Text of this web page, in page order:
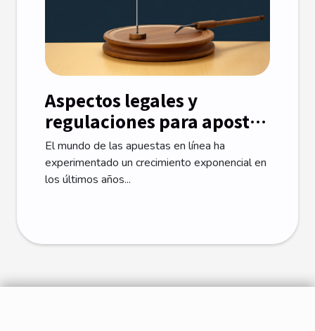
Aspectos legales y
regulaciones para apostar
en casas de apuestas
extranjeras desde España
El mundo de las apuestas en línea ha
experimentado un crecimiento exponencial en
los últimos años...